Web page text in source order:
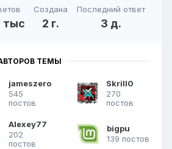
тыс
Создана
2 г.
Последний ответ
3 д.
ТЕМЫ
jameszero
545
постов
Skrill0
270
постов
Alexey77
202
постов
bigpu
139 постов